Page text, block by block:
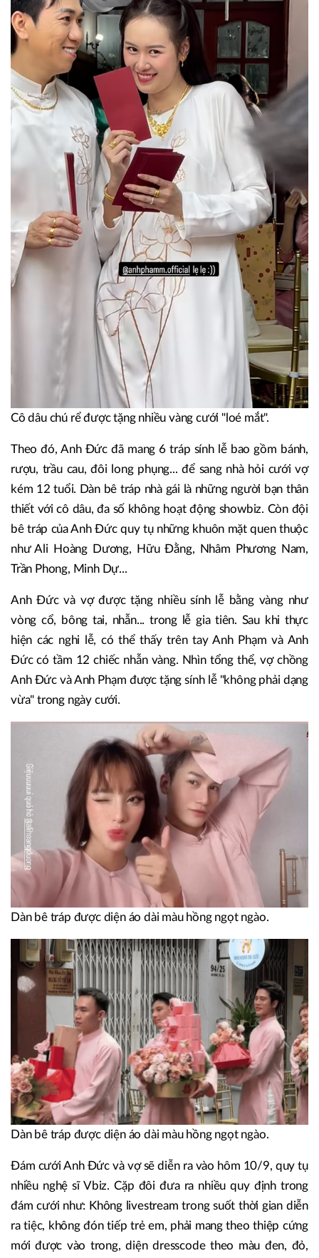
Cô dâu chú rể được tặng nhiều vàng cưới "loé mắt".
Theo đó, Anh Đức đã mang 6 tráp sính lễ bao gồm bánh,
rượu, trầu cau, đôi long phụng... để sang nhà hỏi cưới vợ
kém 12 tuổi. Dàn bê tráp nhà gái là những người bạn thân
thiết với cô dâu, đa số không hoạt động showbiz. Còn đội
bê tráp của Anh Đức quy tụ những khuôn mặt quen thuộc
như Ali Hoàng Dương, Hữu Đằng, Nhâm Phương Nam,
Trần Phong, Minh Dự...
Anh Đức và vợ được tặng nhiều sính lễ bằng vàng như
vòng cổ, bông tai, nhẫn... trong lễ gia tiên. Sau khi thực
hiện các nghi lễ, có thể thấy trên tay Anh Phạm và Anh
Đức có tầm 12 chiếc nhẫn vàng. Nhìn tổng thể, vợ chồng
Anh Đức và Anh Phạm được tặng sính lễ "không phải dạng
vừa" trong ngày cưới.
Dàn bê tráp được diện áo dài màu hồng ngọt ngào.
Dàn bê tráp được diện áo dài màu hồng ngọt ngào.
Đám cưới Anh Đức và vợ sẽ diễn ra vào hôm 10/9, quy tụ
nhiều nghệ sĩ Vbiz. Cặp đôi đưa ra nhiều quy định trong
đám cưới như: Không livestream trong suốt thời gian diễn
ra tiệc, không đón tiếp trẻ em, phải mang theo thiệp cứng
mới được vào trong, diện dresscode theo màu đen, đỏ,